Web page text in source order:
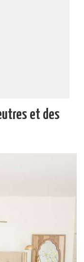
et des